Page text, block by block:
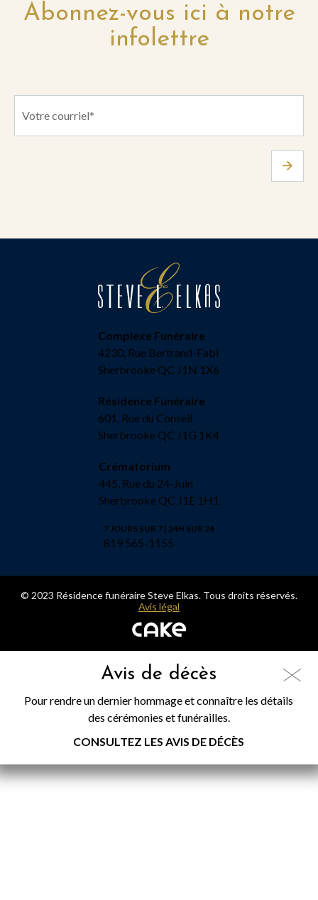
Abonnez-vous ici à notre
infolettre
Complexe Funéraire
4230, Rue Bertrand-Fabi
Sherbrooke QC J1N 1X6
Résidence Funéraire
601, Rue du Conseil
Sherbrooke QC J1G 1K4
Crématorium
445, Rue du 24-Juin
Sherbrooke QC J1E 1H1
7 JOURS SUR 7 | 24H SUR 24
819 565-1155
© 2023 Résidence funéraire Steve Elkas. Tous droits réservés.
Avis légal
Avis de décès
Pour rendre un dernier hommage et connaître les détails
des cérémonies et funérailles.
CONSULTEZ LES AVIS DE DÉCÈS